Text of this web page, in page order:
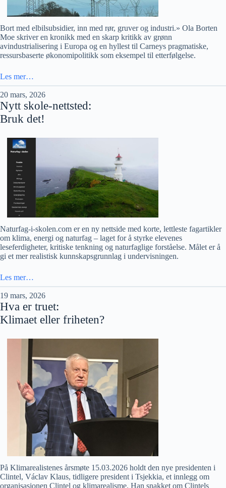
Bort med elbilsubsidier, inn med rør, gruver og industri.» Ola Borten
Moe skriver en kronikk med en skarp kritikk av grønn
avindustrialisering i Europa og en hyllest til Carneys pragmatiske,
ressursbaserte økonomipolitikk som eksempel til etterfølgelse.
Les mer…
20 mars, 2026
Nytt skole-nettsted:
Bruk det!
Naturfag‑i‑skolen.com er en ny nettside med korte, lettleste fagartikler
om klima, energi og naturfag – laget for å styrke elevenes
leseferdigheter, kritiske tenkning og naturfaglige forståelse. Målet er å
gi et mer realistisk kunnskapsgrunnlag i undervisningen.
Les mer…
19 mars, 2026
Hva er truet:
Klimaet eller friheten?
På Klimarealistenes årsmøte 15.03.2026 holdt den nye presidenten i
Clintel, Václav Klaus, tidligere president i Tsjekkia, et innlegg om
organisasjonen Clintel og klimarealisme. Han snakket om Clintels